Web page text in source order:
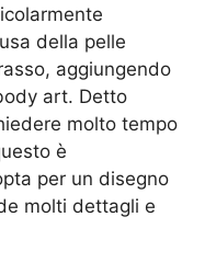
della pelle
aggiungendo
art. Detto
molto tempo
è
per un disegno
molti dettagli e